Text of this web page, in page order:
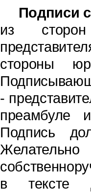
Подписи
из
стороны
-
преамбуле
Подпись
в тексте